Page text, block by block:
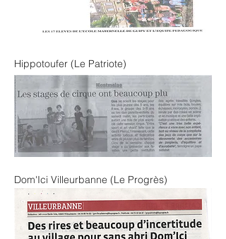
Hippotoufer (Le Patriote)
Dom'Ici Villeurbanne (Le Progrès)